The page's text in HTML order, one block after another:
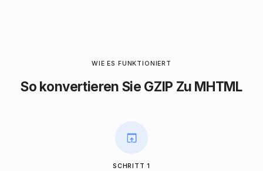
WIE ES FUNKTIONIERT
So konvertieren Sie GZIP Zu MHTML
SCHRITT 1